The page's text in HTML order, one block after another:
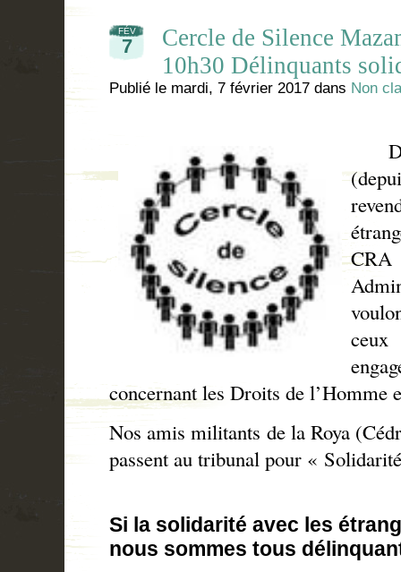
FÉV
7
Cercle de Silence
10h30 Délinquants
Publié le mardi, 7 février 2017 dans Non
ceux
concernant les Droits de l’Homme
Nos amis militants de la Roya
passent au tribunal pour «
Si la solidarité avec les
nous sommes tous